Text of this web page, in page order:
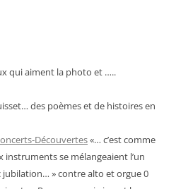
qui aiment la photo et …..
des poèmes et de histoires en
Découvertes«… c’est comme
instruments se mélangeaient l’un
jubilation… » contre alto et orgue 0